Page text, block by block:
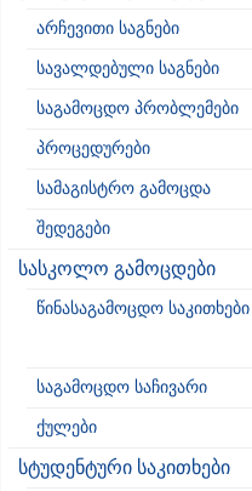
არჩევითი საგნები
სავალდებული საგნები
საგამოცდო პრობლემები
პროცედურები
სამაგისტრო გამოცდა
შედეგები
სასკოლო გამოცდები
წინასაგამოცდო საკითხები
საგამოცდო საჩივარი
ქულები
სტუდენტური საკითხები